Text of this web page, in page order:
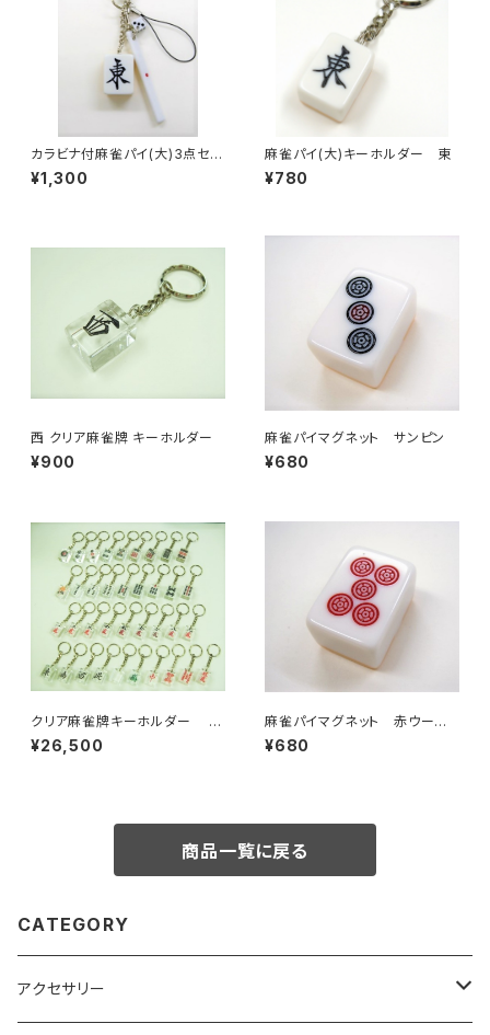
カラビナ付麻雀パイ(大)3点セッ
ト キーホルダー 【東】
¥1,300
麻雀パイ(大)キーホルダー 東
¥780
西 クリア麻雀牌 キーホルダー
¥900
麻雀パイマグネット サンピン
¥680
クリア麻雀牌キーホルダー 3
7個入りセット 【コード：JA-6
546】
¥26,500
麻雀パイマグネット 赤ウーピ
ン
¥680
商品一覧に戻る
CATEGORY
アクセサリー